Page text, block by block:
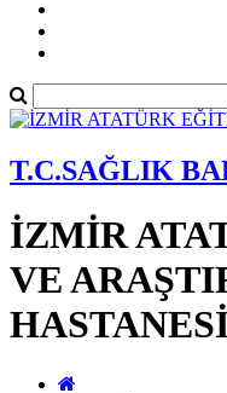
T.C.SAĞLIK
İZMİR
VE